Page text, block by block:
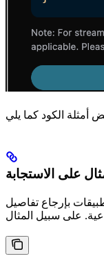
على الاستجابة
بإرجاع تفاصيل